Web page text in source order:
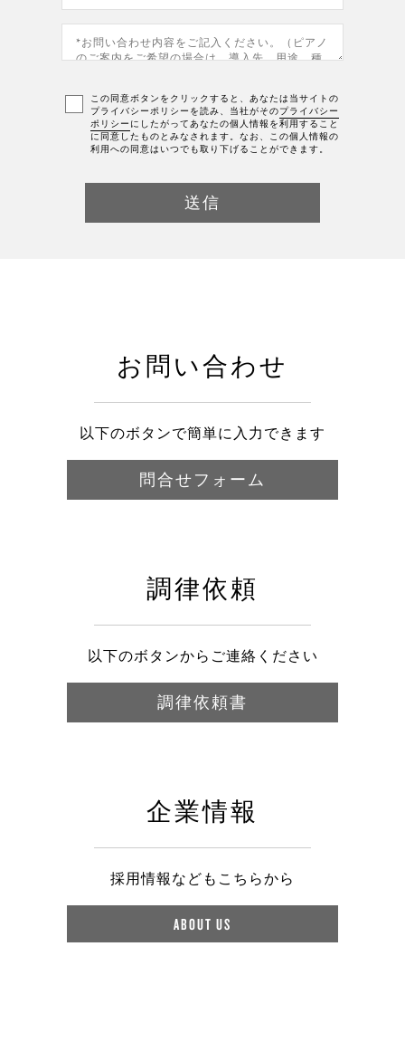
この同意ボタンをクリックすると、あなたは当サイトの
プライバシーポリシーを読み、当社がそのプライバシー
ポリシー にしたがってあなたの個人情報を利用すること
に同意したものとみなされます。なお、この個人情報の
利用への同意はいつでも取り下げることができます。
お問い合わせ
以下のボタンで簡単に入力できます
問合せフォーム
調律依頼
以下のボタンからご連絡ください
調律依頼書
企業情報
採用情報などもこちらから
ABOUT US